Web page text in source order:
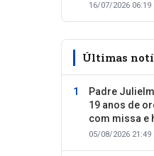
trajetória
16/07/2026 06:19
Últimas
Padre
19 anos de
com missa e
Colônia do
05/08/2026 21:49